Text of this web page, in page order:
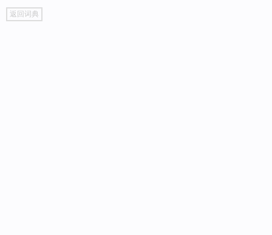
go
top
返回词典